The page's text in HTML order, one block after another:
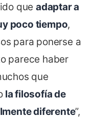
que adaptar a
poco tiempo,
para ponerse a
parece haber
que
la filosofía de
diferente”,